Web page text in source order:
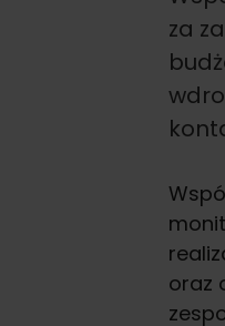
za
oraz